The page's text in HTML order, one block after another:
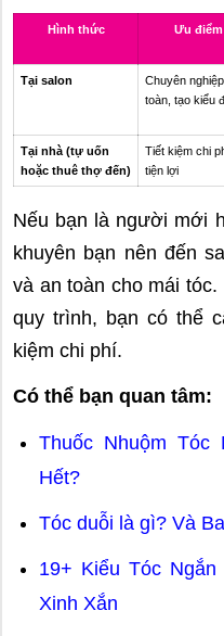
Hình thức Ưu điểm
Tại salon
Chuyên
toàn, tạo kiểu
Tại nhà (tự uốn
hoặc thuê thợ đến)
Tiết kiệm chi
tiện lợi
Nếu bạn là người mới
khuyên bạn nên đến
và an toàn cho mái
quy trình, bạn có thể
kiệm chi phí.
Có thể bạn quan tâm:
Thuốc Nhuộm
Hết?
Tóc duỗi là gì? Và
19+ Kiểu Tóc Ngắn
Xinh Xắn